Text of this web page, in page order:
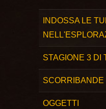
INDOSSA LE
STAGIONE 3 DI
SCORRIBANDE
OGGETTI